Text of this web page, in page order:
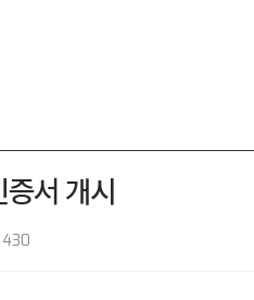
서 개시
430